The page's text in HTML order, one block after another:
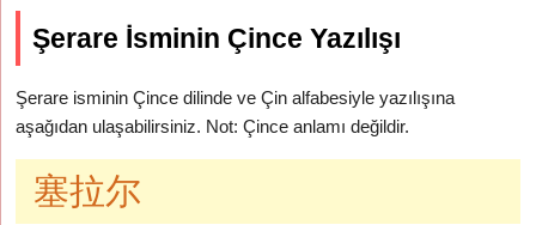
Şerare İsminin Çince Yazılışı
Şerare isminin Çince dilinde ve Çin alfabesiyle yazılışına
aşağıdan ulaşabilirsiniz. Not: Çince anlamı değildir.
塞拉尔